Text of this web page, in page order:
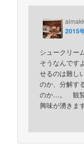
2015
シュークリー
そうなんです
せるのは難し
のか、分解す
のか…。 観覧
興味が湧きま